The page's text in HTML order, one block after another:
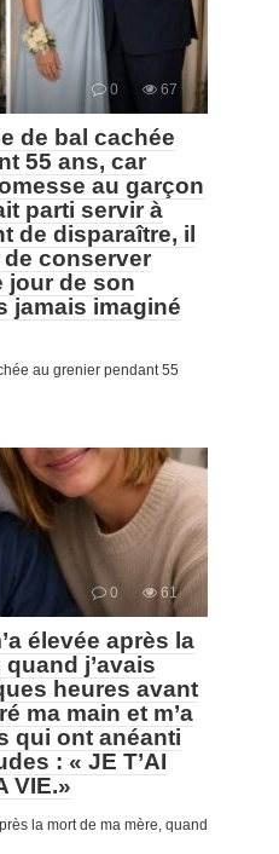
0 67
de bal cachée
55 ans, car
au garçon
parti servir à
de disparaître, il
de conserver
jour de son
jamais imaginé
au grenier pendant 55
0 61
élevée après la
j’avais
heures avant
ma main et m’a
qui ont anéanti
: « JE T’AI
VIE.»
la mort de ma mère, quand